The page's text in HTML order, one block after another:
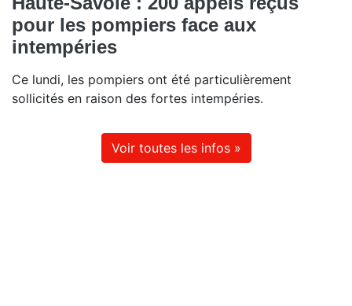
pour les pompiers face aux
intempéries
Ce lundi, les pompiers ont été particulièrement
sollicités en raison des fortes intempéries.
Voir toutes les infos »